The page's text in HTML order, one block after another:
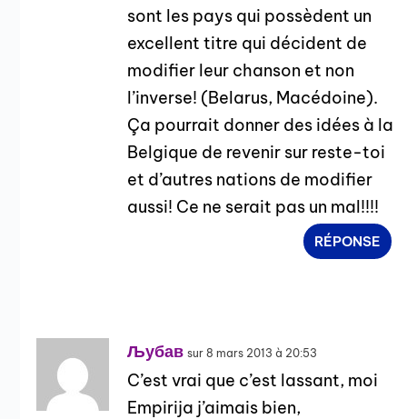
sont les pays qui possèdent un
excellent titre qui décident de
modifier leur chanson et non
l’inverse! (Belarus, Macédoine).
Ça pourrait donner des idées à la
Belgique de revenir sur reste-toi
et d’autres nations de modifier
aussi! Ce ne serait pas un mal!!!!
RÉPONSE
Љубав sur 8 mars 2013 à 20:53
C’est vrai que c’est lassant, moi
Empirija j’aimais bien,